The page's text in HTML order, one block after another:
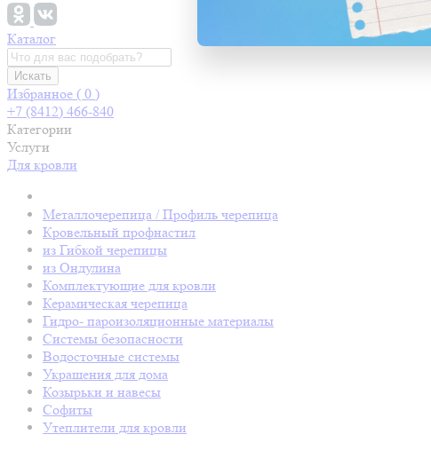
Каталог
Искать
Избранное ( 0 )
+7 (8412) 466-840
Категории
Услуги
Для кровли
Металлочерепица / Профиль черепица
Кровельный профнастил
из Гибкой черепицы
из Ондулина
Комплектующие для кровли
Керамическая черепица
Гидро- пароизоляционные материалы
Системы безопасности
Водосточные системы
Украшения для дома
Козырьки и навесы
Софиты
Утеплители для кровли